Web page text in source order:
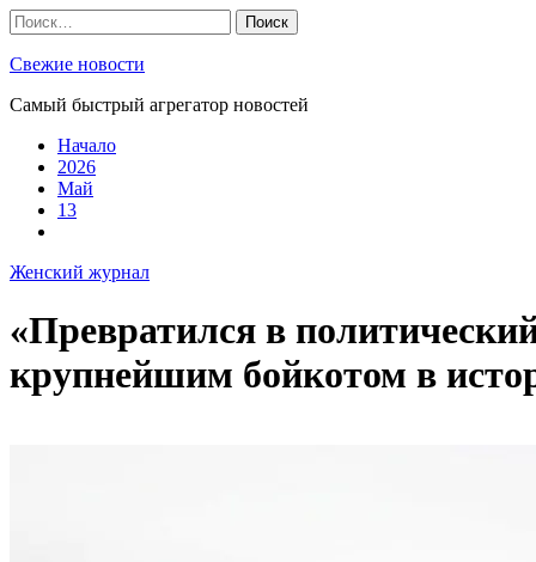
Skip
to
content
Найти:
Свежие новости
Самый быстрый агрегатор новостей
Начало
2026
Май
13
Женский журнал
«Превратился в
крупнейшим бойкотом в